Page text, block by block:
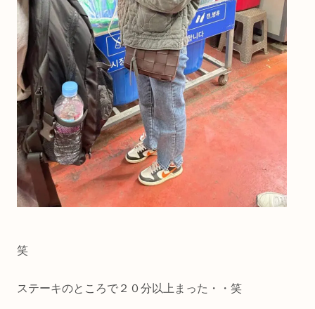
笑
ステーキのところで２０分以上まった・・笑